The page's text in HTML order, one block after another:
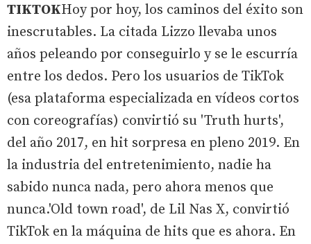
TIKTOKHoy por hoy, los caminos del éxito son
inescrutables. La citada Lizzo llevaba unos
años peleando por conseguirlo y se le escurría
entre los dedos. Pero los usuarios de TikTok
(esa plataforma especializada en vídeos cortos
con coreografías) convirtió su 'Truth hurts',
del año 2017, en hit sorpresa en pleno 2019. En
la industria del entretenimiento, nadie ha
sabido nunca nada, pero ahora menos que
nunca.'Old town road', de Lil Nas X, convirtió
TikTok en la máquina de hits que es ahora. En